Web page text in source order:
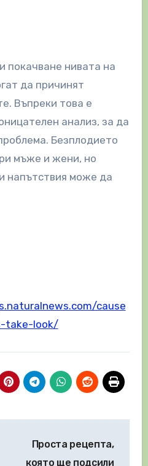
покачване нивата на
да причинят
Въпреки това е
анализ, за да
Безплодието
мъже и жени, но
напътствия може да
cause
take-look/
Проста рецепта,
която ще подсили